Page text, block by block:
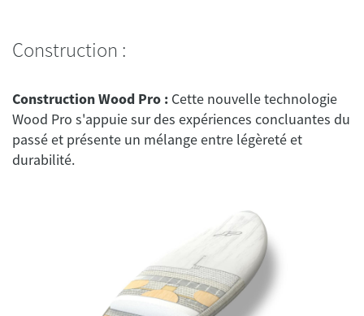
Construction :
Construction Wood Pro : Cette nouvelle technologie
Wood Pro s'appuie sur des expériences concluantes du
passé et présente un mélange entre légèreté et